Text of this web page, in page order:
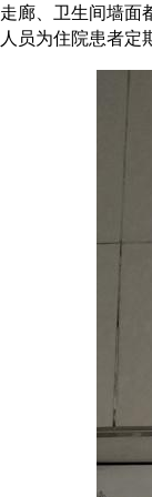
走廊、卫生间墙面
人员为住院患者定